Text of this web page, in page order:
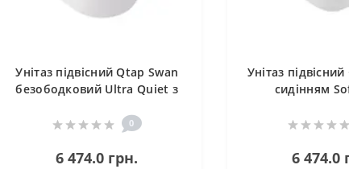
Унітаз підвісний Qtap Swan
безободковий Ultra Quiet з
QT16335179W
0
6 474.0 грн.
Унітаз
сидінням
6 474.0